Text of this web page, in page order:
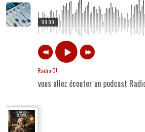
00:00
Radio G!
vous allez écouter un podcast